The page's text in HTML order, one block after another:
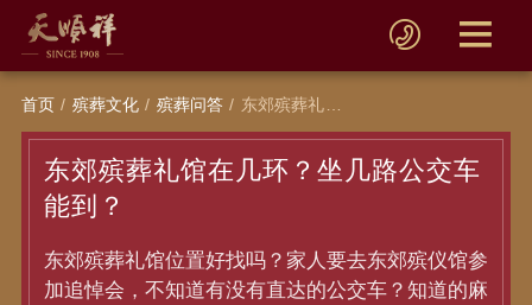
首页 殡葬文化 殡葬问答 东郊殡葬礼馆在几环？坐几路公交车能到？
东郊殡葬礼馆在几环？坐几路公交车
能到？
东郊殡葬礼馆位置好找吗？家人要去东郊殡仪馆参
加追悼会，不知道有没有直达的公交车？知道的麻